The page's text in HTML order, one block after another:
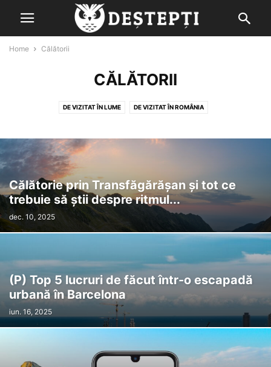
Home Călătorii
CĂLĂTORII
DE VIZITAT ÎN LUME DE VIZITAT ÎN ROMÂNIA
Călătorie prin Transfăgărășan și tot ce
trebuie să știi despre ritmul...
dec. 10, 2025
(P) Top 5 lucruri de făcut într-o escapadă
urbană în Barcelona
iun. 16, 2025